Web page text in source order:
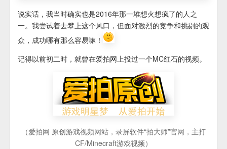
说实话，我当时确实也是2016年那一堆想火想疯了的人之
一。我尝试着去攀上这个风口，但面对激烈的竞争和挑剔的观
众，成功哪有那么容易嘛！
记得以前初二时，就曾在爱拍网上投过一个MC红石的视频。
（爱拍网 原创游戏视频网站，录屏软件“拍大师”官网，主打
CF/Minecraft游戏视频）